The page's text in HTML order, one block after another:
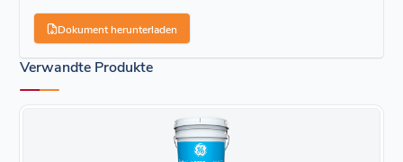
Dokument herunterladen
Verwandte Produkte